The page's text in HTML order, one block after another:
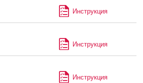
Инструкция
Инструкция
Инструкция